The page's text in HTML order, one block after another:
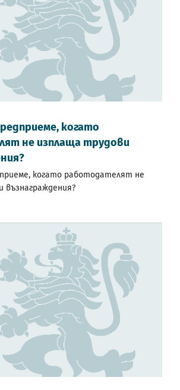
когато
не изплаща трудови
когато работодателят не
възнаграждения?